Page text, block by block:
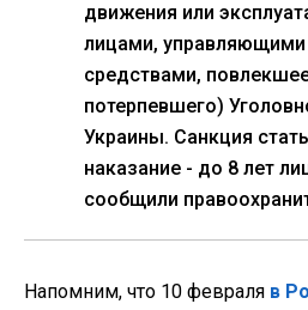
движения или
лицами,
средствами,
потерпевшего)
Украины. Санкция
наказание - до 8 лет
сообщили
Напомним, что 10 февраля в